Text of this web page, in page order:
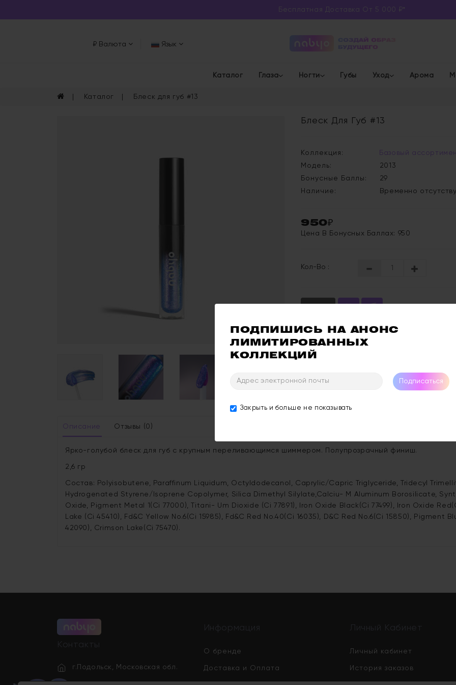
ПОДПИШИСЬ НА АНОНС
ЛИМИТИРОВАННЫХ
КОЛЛЕКЦИЙ
Подписаться
Закрыть и больше не показывать
Бесплатная Доставка От 5 000 ₽*
₽ Валюта Язык
Каталог Глаза Ногти Губы Уход Арома
Каталог Блеск для губ #13
Блеск Для Губ #13
Коллекция:
Базовый
Модель:
2013
Бонусные Баллы:
29
Наличие:
Временно
950₽
Цена В Бонусных Баллах: 950
Кол-Во :
Описание Отзывы (0)
Ярко-голубой блеск для губ с крупным переливающимся шиммером. Полупрозрачный финиш.
2,6 гр
Состав: Polyisobutene, Paraffinum Liquidum, Octyldodecanol, Caprylic/Capric Triglyceride, Tridecyl
Hydrogenated Styrene/Isoprene Copolymer, Silica Dimethyl Silylate,Calciu- M Aluminum Borosilicate,
Oxide, Pigment Metal 1(Ci 77000), Titani- Um Dioxide (Ci 77891), Iron Oxide Black(Ci 77499), Iron Oxide
Lake (Ci 45410), Fd&C Yellow No.6(Ci 15985), Fd&C Red No.40(Ci 16035), D&C Red No.6(Ci 15850), Pigment
42090), Crimson Lake(Ci 75470).
г.Подольск, Московская обл.
О бренде
Доставка и Оплата
Личный кабинет
История заказов